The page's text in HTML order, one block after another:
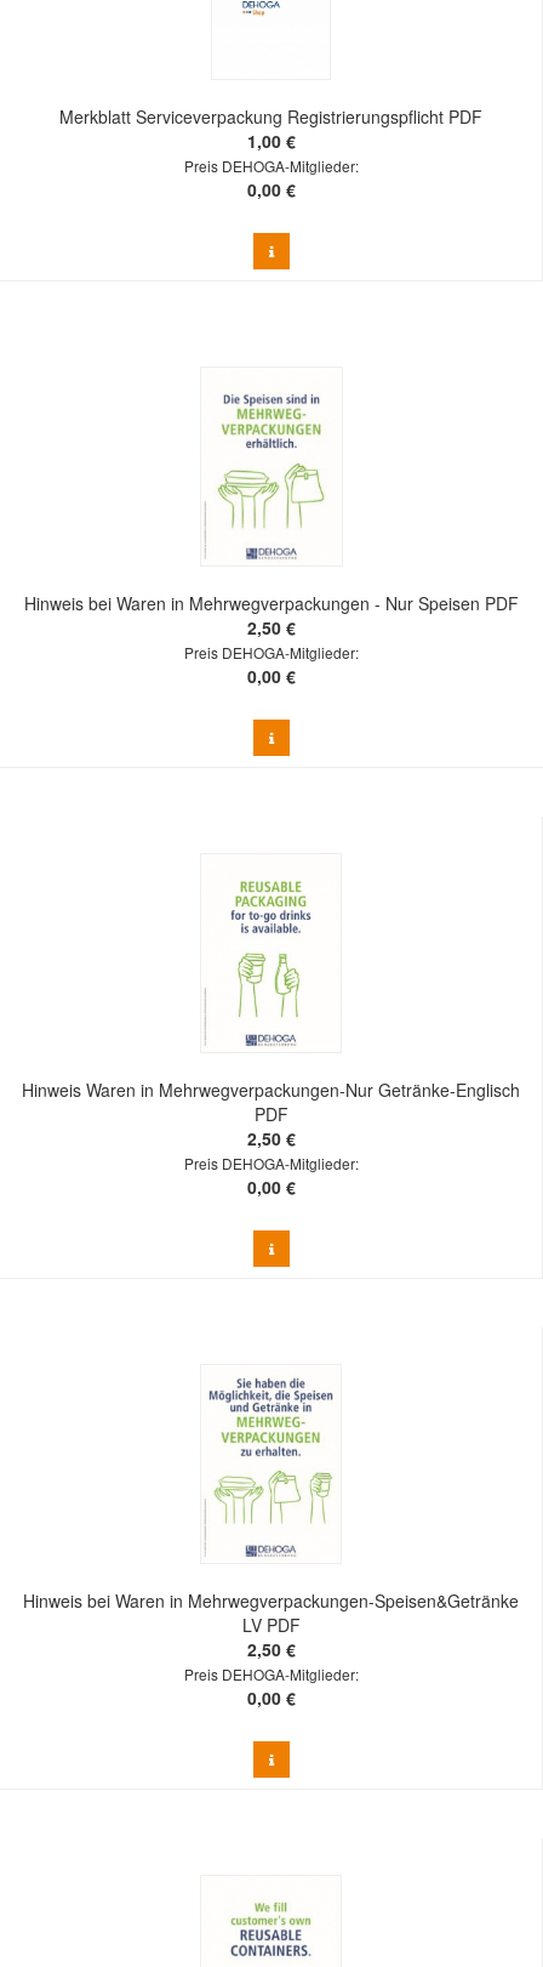
Merkblatt Serviceverpackung Registrierungspflicht PDF
1,00 €
Preis DEHOGA-Mitglieder:
0,00 €
Hinweis bei Waren in Mehrwegverpackungen - Nur Speisen PDF
2,50 €
Preis DEHOGA-Mitglieder:
0,00 €
Hinweis Waren in Mehrwegverpackungen-Nur Getränke-Englisch
PDF
2,50 €
Preis DEHOGA-Mitglieder:
0,00 €
Hinweis bei Waren in Mehrwegverpackungen-Speisen&Getränke
LV PDF
2,50 €
Preis DEHOGA-Mitglieder:
0,00 €